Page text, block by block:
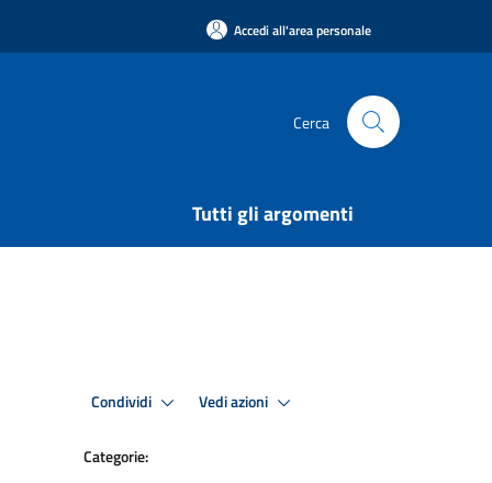
Accedi all'area personale
Cerca
Tutti gli argomenti
Condividi Vedi azioni
Categorie: